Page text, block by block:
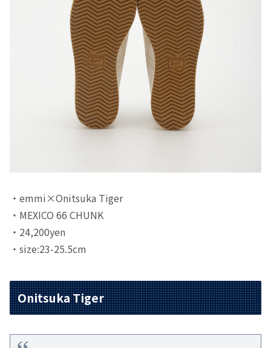
・emmi×Onitsuka Tiger
・MEXICO 66 CHUNK
・24,200yen
・size:23-25.5cm
Onitsuka Tiger